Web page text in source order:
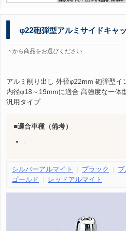
φ22砲弾型アルミサイドキャ
下から商品をお選びください
アルミ削り出し 外径φ22mm 砲弾型イ
内径φ18～19mmに適合 高強度な一体
汎用タイプ
適合車種（備考）
-
シルバーアルマイト ブラック
ゴールド
レッドアルマイト